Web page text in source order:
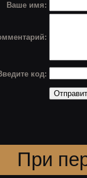
Ваше имя:
код:
При